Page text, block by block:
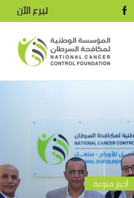
تبرع الآن
أخبار منوعة